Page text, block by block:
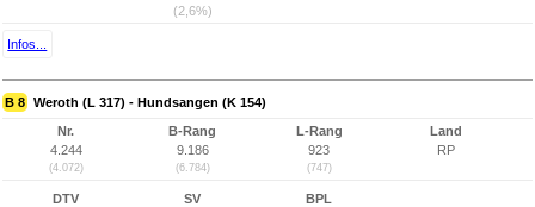
(2,6%)
Infos...
B 8 Weroth (L 317) - Hundsangen (K 154)
Nr.
4.244
(4.072)
B-Rang
9.186
(6.784)
L-Rang
923
(747)
Land
RP
DTV
SV
BPL